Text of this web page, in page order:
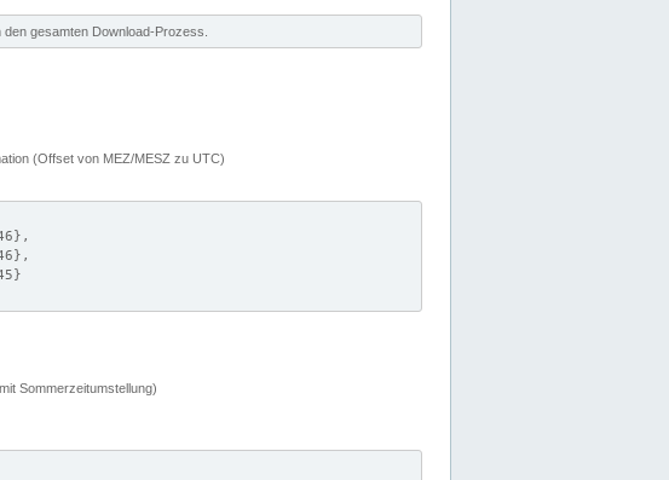
gesamten Download-Prozess.
(Offset von MEZ/MESZ zu UTC)
Sommerzeitumstellung)